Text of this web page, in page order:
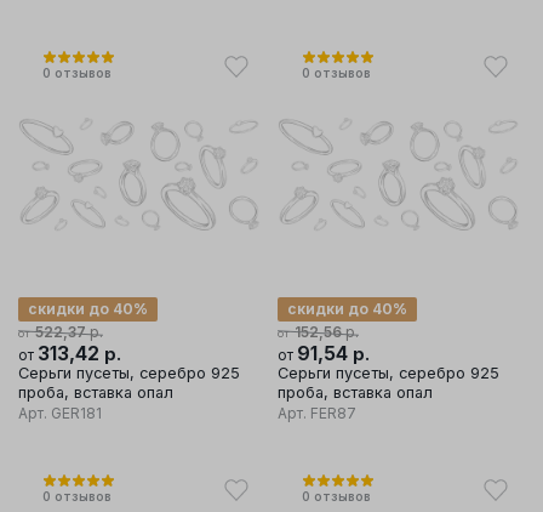
0 отзывов
от 522,37р.
скидки до 40%
от 313,42 р.
Серьги пусеты, серебро 925
проба, вставка опал
Арт. GER181
0 отзывов
от 152,56р.
скидки до 40%
от 91,54 р.
Серьги пусеты, серебро 925
проба, вставка опал
Арт. FER87
0 отзывов 0 отзывов